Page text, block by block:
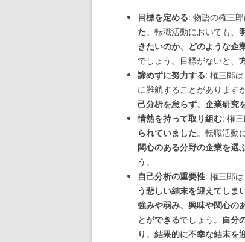
目標を定める: 物語の権三郎
た。転職活動においても、
きたいのか、どのような企
でしょう。目標がないと、
諦めずに努力する: 権三郎は
に難航することがありますが
己分析を怠らず、企業研究
情熱を持って取り組む: 権
られていました。転職活動
関心のある分野の企業を選
う。
自己分析の重要性: 権三郎は
う悲しい結末を迎えてしま
強みや弱み、興味や関心の
とができるでしょう。 自分
り、結果的に不幸な結末を